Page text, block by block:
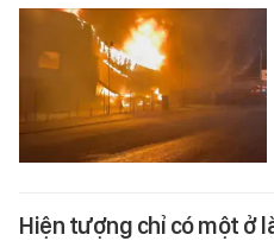
Hiện tượng chỉ có một ở